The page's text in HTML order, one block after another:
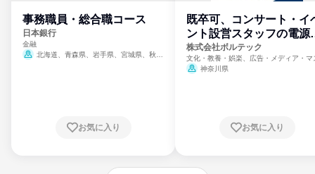
事務職員・総合職コース
日本銀行
金融
北海道、青森県、岩手県、宮城県、秋田
崎県、熊本県、大分県、宮崎県、鹿児島県、
お気に入り
既卒可、コンサート・イ
ント設営スタッフの電源
門
株式会社ボルテック
文化・教養・娯楽、広告・メディア・マ
ミ、電力・ガス・水道・エネルギー
神奈川県
お気に入り